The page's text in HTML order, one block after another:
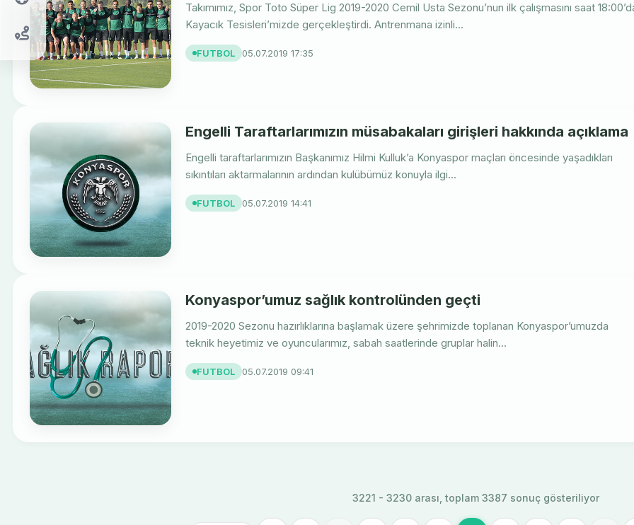
Takımımız, Spor Toto Süper Lig 2019-2020 Cemil Usta Sezonu’nun ilk çalışmasını saat
Kayacık Tesisleri’mizde gerçekleştirdi. Antrenmana izinli...
FUTBOL 05.07.2019 17:35
Engelli Taraftarlarımızın müsabakaları girişleri hakkında açıklama
Engelli taraftarlarımızın Başkanımız Hilmi Kulluk’a Konyaspor maçları öncesinde yaşadıkları
sıkıntıları aktarmalarının ardından kulübümüz konuyla ilgi...
FUTBOL 05.07.2019 14:41
Konyaspor’umuz sağlık kontrolünden geçti
2019-2020 Sezonu hazırlıklarına başlamak üzere şehrimizde toplanan Konyaspor’umuzda
teknik heyetimiz ve oyuncularımız, sabah saatlerinde gruplar halin...
FUTBOL 05.07.2019 09:41
3221 - 3230 arası, toplam 3387 sonuç gösteriliyor